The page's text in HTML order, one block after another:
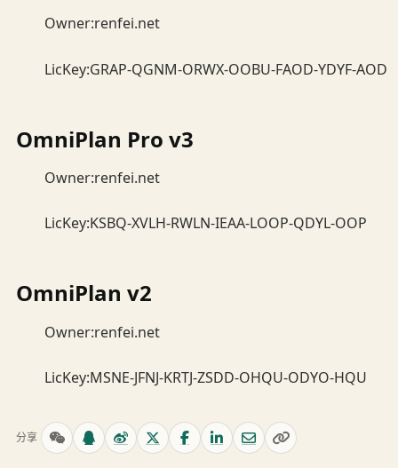
Owner:renfei.net
LicKey:GRAP-QGNM-ORWX-OOBU-FAOD-YDYF-AOD
OmniPlan Pro v3
Owner:renfei.net
LicKey:KSBQ-XVLH-RWLN-IEAA-LOOP-QDYL-OOP
OmniPlan v2
Owner:renfei.net
LicKey:MSNE-JFNJ-KRTJ-ZSDD-OHQU-ODYO-HQU
分享